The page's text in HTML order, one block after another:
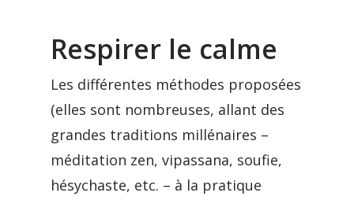
Respirer le calme
Les différentes méthodes proposées
(elles sont nombreuses, allant des
grandes traditions millénaires –
méditation zen, vipassana, soufie,
hésychaste, etc. – à la pratique